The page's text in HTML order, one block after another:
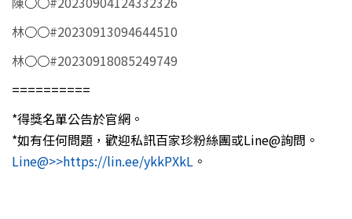
林○○#20230913094644510
林○○#20230918085249749
==========
*得獎名單公告於官網。
*如有任何問題，歡迎私訊百家珍粉絲團或Line@詢問。
Line@>>https://lin.ee/ykkPXkL 。